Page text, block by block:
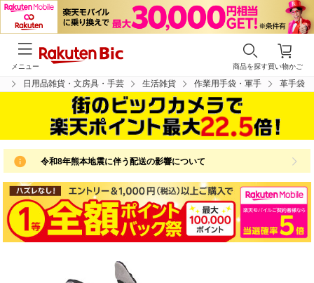
買い物かご
商品を探す
メニュー
日用品雑貨・文房具・手芸 生活雑貨 作業用手袋・軍手 革手袋
令和8年熊本地震に伴う配送の影響について